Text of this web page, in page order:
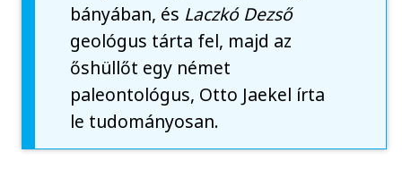
bányában, és Laczkó Dezső
geológus tárta fel, majd az
őshüllőt egy német
paleontológus, Otto Jaekel írta
le tudományosan.